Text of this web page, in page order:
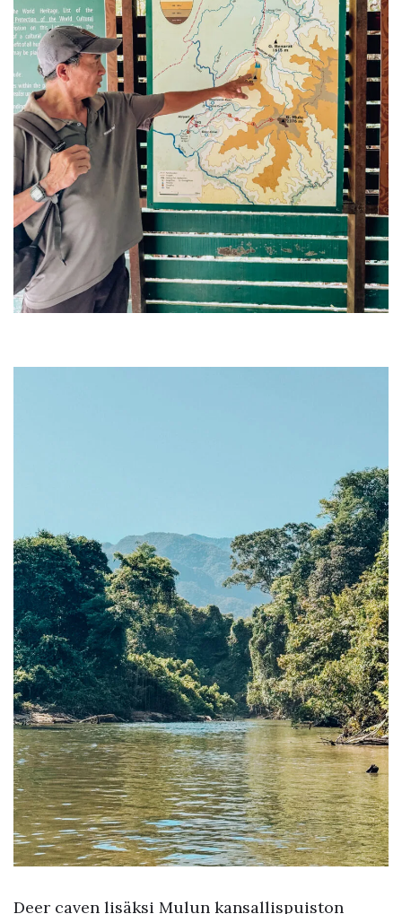
Deer caven lisäksi Mulun kansallispuiston